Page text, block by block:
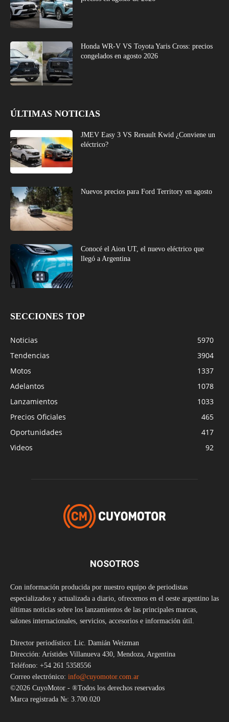
Honda WR-V VS Toyota Yaris Cross: precios
congelados en agosto 2026
ÚLTIMAS NOTICIAS
JMEV Easy 3 VS Renault Kwid ¿Conviene un
eléctrico?
Nuevos precios para Ford Territory en agosto
Conocé el Aion UT, el nuevo eléctrico que
llegó a Argentina
SECCIONES TOP
Noticias
5970
Tendencias
3904
Motos
1337
Adelantos
1078
Lanzamientos
1033
Precios Oficiales
465
Oportunidades
417
Videos
92
NOSOTROS
Con información producida por nuestro equipo de periodistas
especializados y actualizada a diario, ofrecemos en el oeste argentino las
últimas noticias sobre los lanzamientos de las principales marcas,
salones internacionales, servicios, accesorios e información útil.
Director periodístico: Lic. Damián Weizman
Dirección: Arístides Villanueva 430, Mendoza, Argentina
Teléfono: +54 261 5358556
Correo electrónico: info@cuyomotor.com.ar
©2026 CuyoMotor - ®Todos los derechos reservados
Marca registrada №: 3.700.020